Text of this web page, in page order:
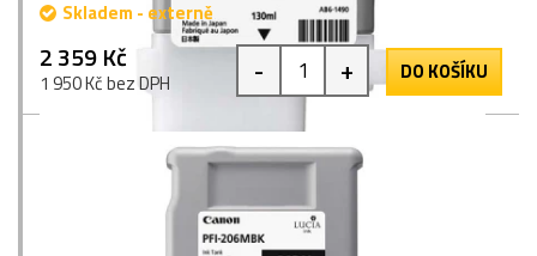
Skladem - externě
2 359 Kč
1 950 Kč bez DPH - + DO KOŠÍKU